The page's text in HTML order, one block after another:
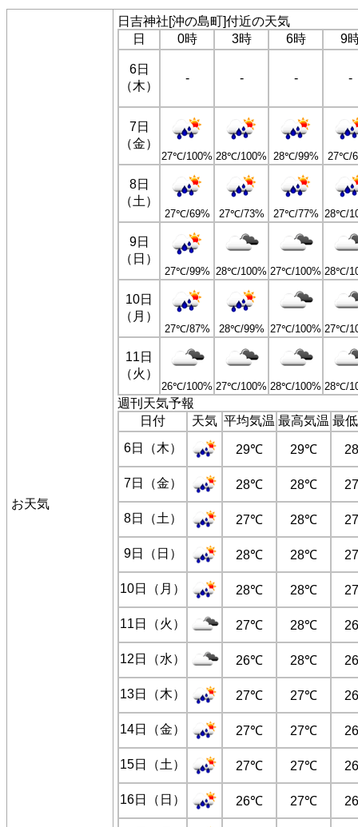
お天気
日吉神社[沖の島町]付近の天気
日
0時 3時 6時 9
6日
（木）
- - - -
7日
（金）
27℃/100% 28℃/100% 28℃/99% 27℃/
8日
（土）
27℃/69% 27℃/73% 27℃/77% 28℃/
9日
（日）
27℃/99% 28℃/100% 27℃/100% 28℃/
10日
（月）
27℃/87% 28℃/99% 27℃/100% 27℃/
11日
（火）
26℃/100% 27℃/100% 28℃/100% 28℃/
週刊天気予報
日付
天気 平均気温 最高気温 最
6日（木）
29℃ 29℃
7日（金） 28℃ 28℃
8日（土） 27℃ 28℃
9日（日） 28℃ 28℃
10日（月） 28℃ 28℃
11日（火） 27℃ 28℃
12日（水） 26℃ 28℃
13日（木） 27℃ 27℃
14日（金） 27℃ 27℃
15日（土） 27℃ 27℃
16日（日） 26℃ 27℃